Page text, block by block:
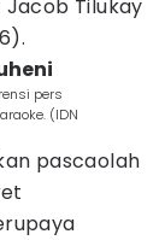
Jacob Tilukay
pers
(IDN
pascaolah